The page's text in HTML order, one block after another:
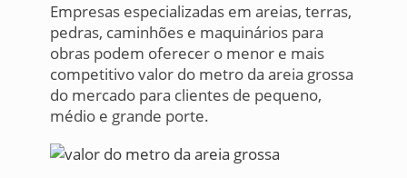
Empresas especializadas em areias, terras,
pedras, caminhões e maquinários para
obras podem oferecer o menor e mais
competitivo valor do metro da areia grossa
do mercado para clientes de pequeno,
médio e grande porte.